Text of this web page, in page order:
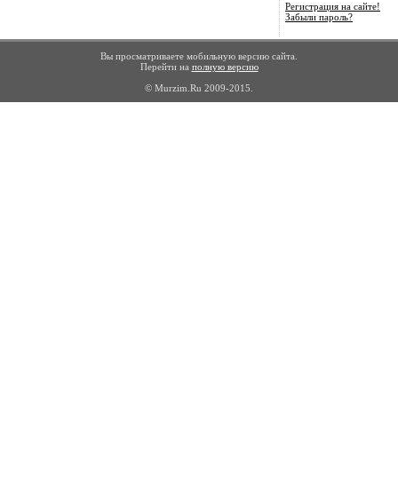
Регистрация на сайте!
Забыли пароль?
Вы просматриваете мобильную версию сайта.
Перейти на полную версию
© Murzim.Ru 2009-2015.